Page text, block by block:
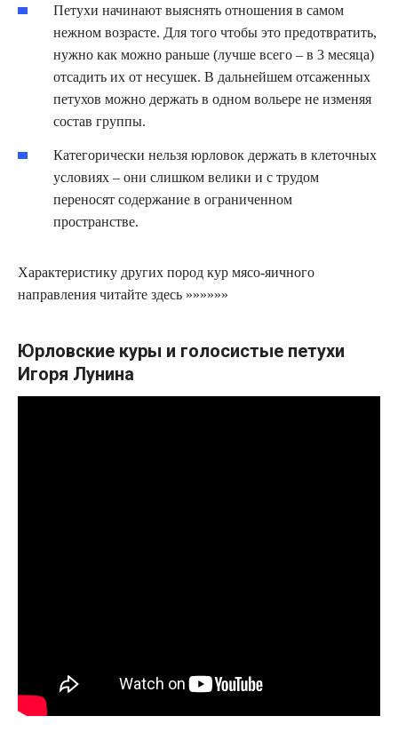
Петухи начинают выяснять отношения в самом
нежном возрасте. Для того чтобы это предотвратить,
нужно как можно раньше (лучше всего – в 3 месяца)
отсадить их от несушек. В дальнейшем отсаженных
петухов можно держать в одном вольере не изменяя
состав группы.
Категорически нельзя юрловок держать в клеточных
условиях – они слишком велики и с трудом
переносят содержание в ограниченном
пространстве.
Характеристику других пород кур мясо-яичного
направления читайте здесь »»»»»»
Юрловские куры и голосистые петухи
Игоря Лунина